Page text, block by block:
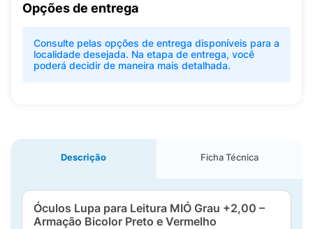
Opções de entrega
Consulte pelas opções de entrega disponíveis para a
localidade desejada. Na etapa de entrega, você
poderá decidir de maneira mais detalhada.
Descrição Ficha Técnica
Óculos Lupa para Leitura MIÓ Grau +2,00 –
Armação Bicolor Preto e Vermelho